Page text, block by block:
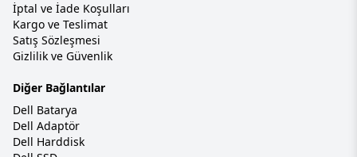
İptal ve İade Koşulları
Kargo ve Teslimat
Satış Sözleşmesi
Gizlilik ve Güvenlik
Diğer Bağlantılar
Dell Batarya
Dell Adaptör
Dell Harddisk